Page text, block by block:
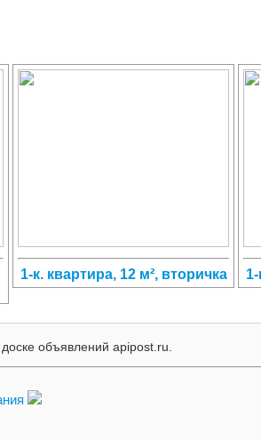
1-к. квартира, 12 м², вторичка
объявлений apipost.ru.